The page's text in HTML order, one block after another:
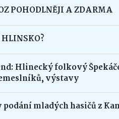
POHODLNĚJI A ZDARMA
Hlinecký folkový
výstavy
podání mladých hasičů z